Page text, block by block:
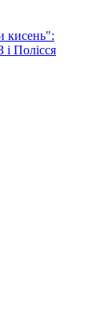
кисень":
Полісся